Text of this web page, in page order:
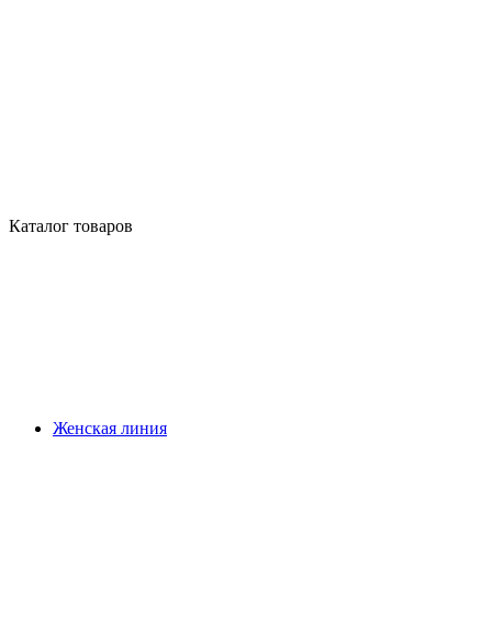
Каталог товаров
Женская линия